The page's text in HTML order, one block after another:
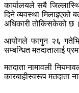
कार्यालयले सबै
दिने व्यवस्था मिलाइएको
अधिकारी तोकिसकेको छ ।
आयोगले फागुन २६
सम्बन्धित मतदातालाई
मतदाता नामावली
कारबाहीस्वरूप मतदाता